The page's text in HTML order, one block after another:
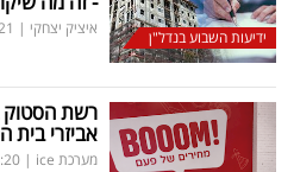
ידיעות השבוע בנדל"ן איציק יצחקי |
רשת הסטוק
אביזרי בית
מערכת ice |